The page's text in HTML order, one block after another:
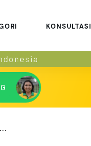
KONSULTASI
Waspadai 8 Tanda Bahaya Bayi Muntah Berikut Ini!